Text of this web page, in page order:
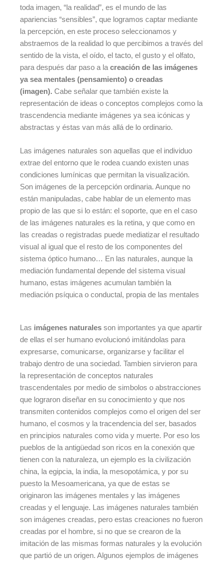
toda imagen, “la realidad”, es el mundo de las
apariencias “sensibles”, que logramos captar mediante
la percepción, en este proceso seleccionamos y
abstraemos de la realidad lo que percibimos a través del
sentido de la vista, el oído, el tacto, el gusto y el olfato,
para después dar paso a la creación de las imágenes
ya sea mentales (pensamiento) o creadas
(imagen). Cabe señalar que también existe la
representación de ideas o conceptos complejos como la
trascendencia mediante imágenes ya sea icónicas y
abstractas y éstas van más allá de lo ordinario.
Las imágenes naturales son aquellas que el individuo
extrae del entorno que le rodea cuando existen unas
condiciones lumínicas que permitan la visualización.
Son imágenes de la percepción ordinaria. Aunque no
están manipuladas, cabe hablar de un elemento mas
propio de las que si lo están: el soporte, que en el caso
de las imágenes naturales es la retina, y que como en
las creadas o registradas puede mediatizar el resultado
visual al igual que el resto de los componentes del
sistema óptico humano… En las naturales, aunque la
mediación fundamental depende del sistema visual
humano, estas imágenes acumulan también la
mediación psíquica o conductal, propia de las mentales
Las imágenes naturales son importantes ya que apartir
de ellas el ser humano evolucionó imitándolas para
expresarse, comunicarse, organizarse y facilitar el
trabajo dentro de una sociedad. Tambien sirvieron para
la representación de conceptos naturales
trascendentales por medio de simbolos o abstracciones
que lograron diseñar en su conocimiento y que nos
transmiten contenidos complejos como el origen del ser
humano, el cosmos y la tracendencia del ser, basados
en principios naturales como vida y muerte. Por eso los
pueblos de la antigüedad son ricos en la conexión que
tienen con la naturaleza, un ejemplo es la civilización
china, la egipcia, la india, la mesopotámica, y por su
puesto la Mesoamericana, ya que de estas se
originaron las imágenes mentales y las imágenes
creadas y el lenguaje. Las imágenes naturales también
son imágenes creadas, pero estas creaciones no fueron
creadas por el hombre, si no que se crearon de la
imitación de las mismas formas naturales y la evolución
que partió de un origen. Algunos ejemplos de imágenes